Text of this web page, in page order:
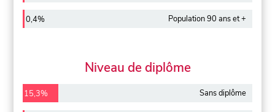
0,4% Population 90 ans et +
Niveau de diplôme
15,3% Sans diplôme